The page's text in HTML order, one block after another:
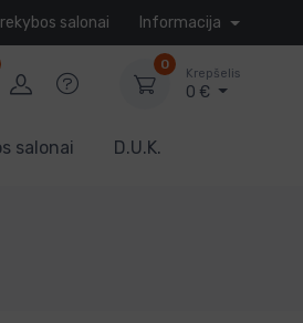
salonai Informacija
0
Krepšelis
0 €
salonai D.U.K.